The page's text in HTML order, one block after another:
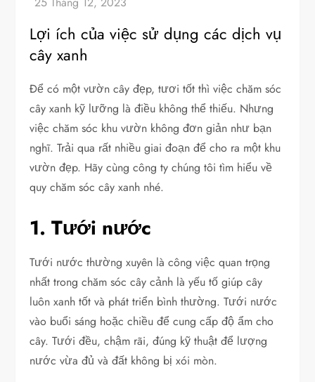
Lợi ích của việc sử dụng các dịch vụ
cây xanh
Để có một vườn cây đẹp, tươi tốt thì việc chăm sóc
cây xanh kỹ lưỡng là điều không thể thiếu. Nhưng
việc chăm sóc khu vườn không đơn giản như bạn
nghĩ. Trải qua rất nhiều giai đoạn để cho ra một khu
vườn đẹp. Hãy cùng công ty chúng tôi tìm hiểu về
quy chăm sóc cây xanh nhé.
1. Tưới nước
Tưới nước thường xuyên là công việc quan trọng
nhất trong chăm sóc cây cảnh là yếu tố giúp cây
luôn xanh tốt và phát triển bình thường. Tưới nước
vào buổi sáng hoặc chiều để cung cấp độ ẩm cho
cây. Tưới đều, chậm rãi, đúng kỹ thuật để lượng
nước vừa đủ và đất không bị xói mòn.